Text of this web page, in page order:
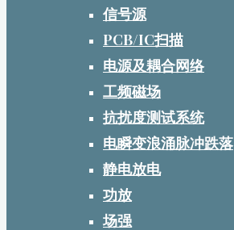
信号源
PCB/IC扫描
电源及耦合网络
工频磁场
抗扰度测试系统
电瞬变浪涌脉冲跌落
静电放电
功放
场强